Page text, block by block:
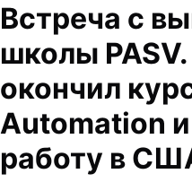
Встреча с
школы
окончил
Automation
работу в